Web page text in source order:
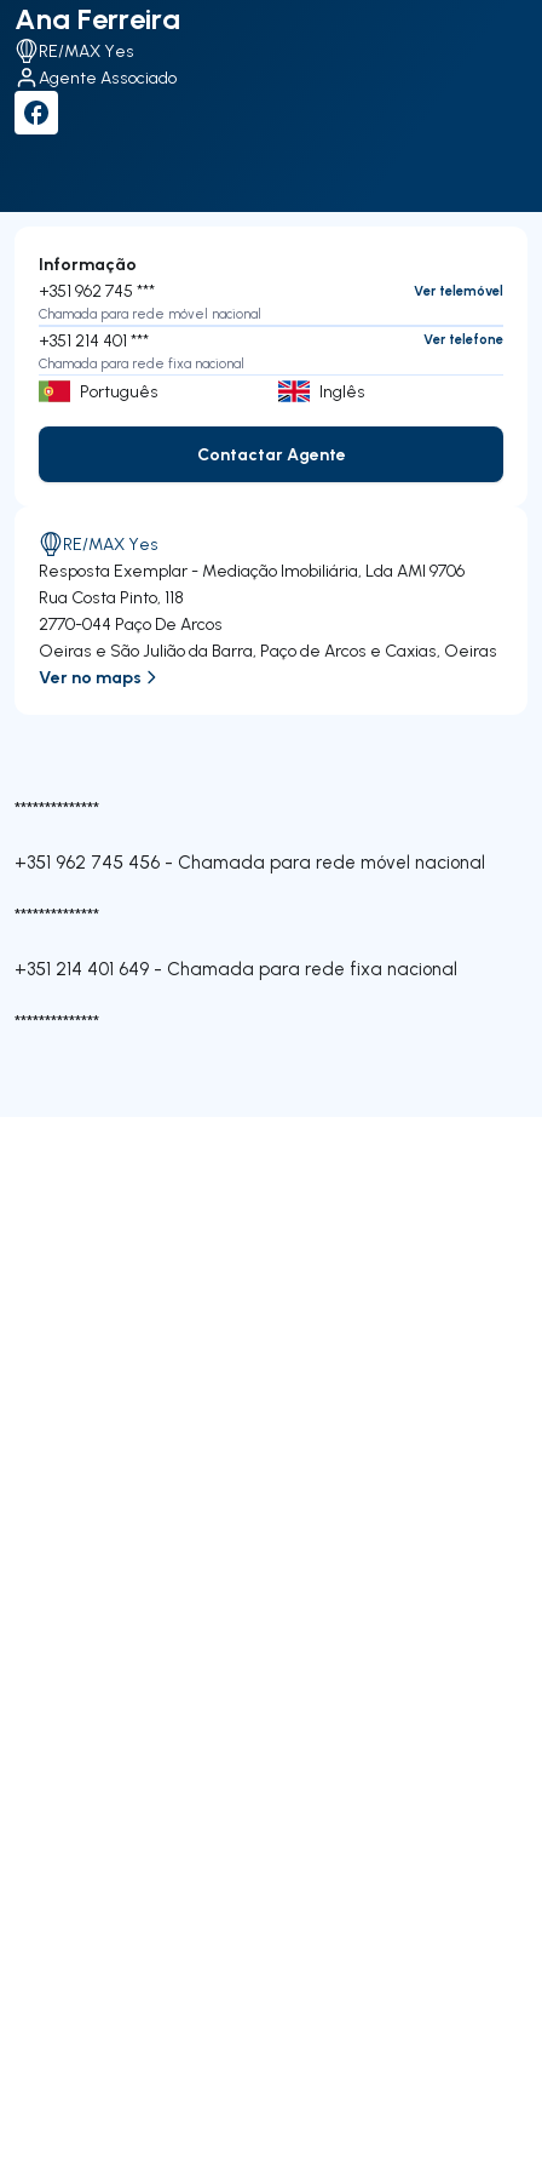
Ana Ferreira
RE/MAX Yes
Agente Associado
**************
+351 962 745 456 - Chamada para rede móvel nacional
**************
+351 214 401 649 - Chamada para rede fixa nacional
**************
Informação
+351 962 745 ***
Ver telemóvel
Chamada para rede móvel nacional
+351 214 401 ***
Ver telefone
Chamada para rede fixa nacional
Português Inglês
Contactar Agente
Contactar Agente
RE/MAX Yes
Resposta Exemplar - Mediação Imobiliária, Lda AMI 9706
Rua Costa Pinto, 118
2770-044 Paço De Arcos
Oeiras e São Julião da Barra, Paço de Arcos e Caxias, Oeiras
Ver no maps